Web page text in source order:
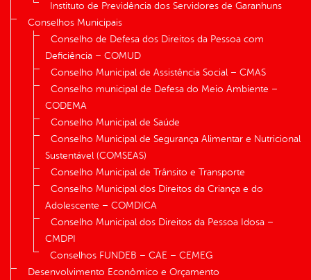
Instituto de Previdência dos Servidores de Garanhuns
Conselhos Municipais
Conselho de Defesa dos Direitos da Pessoa com
Deficiência – COMUD
Conselho Municipal de Assistência Social – CMAS
Conselho municipal de Defesa do Meio Ambiente –
CODEMA
Conselho Municipal de Saúde
Conselho Municipal de Segurança Alimentar e Nutricional
Sustentável (COMSEAS)
Conselho Municipal de Trânsito e Transporte
Conselho Municipal dos Direitos da Criança e do
Adolescente – COMDICA
Conselho Municipal dos Direitos da Pessoa Idosa –
CMDPI
Conselhos FUNDEB – CAE – CEMEG
Desenvolvimento Econômico e Orçamento